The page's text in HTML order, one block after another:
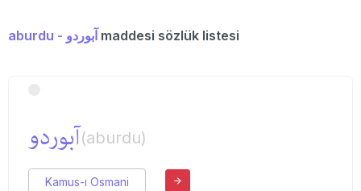
aburdu - آبوردو maddesi sözlük listesi
آبوردو(aburdu)
Kamus-ı Osmani